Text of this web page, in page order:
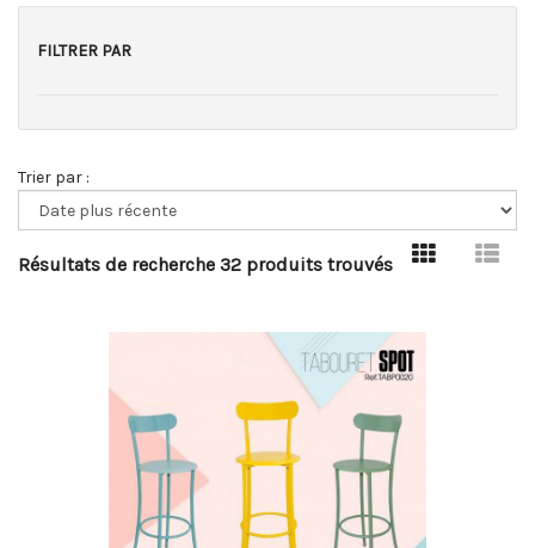
FILTRER PAR
Trier par :
Résultats de recherche 32 produits trouvés